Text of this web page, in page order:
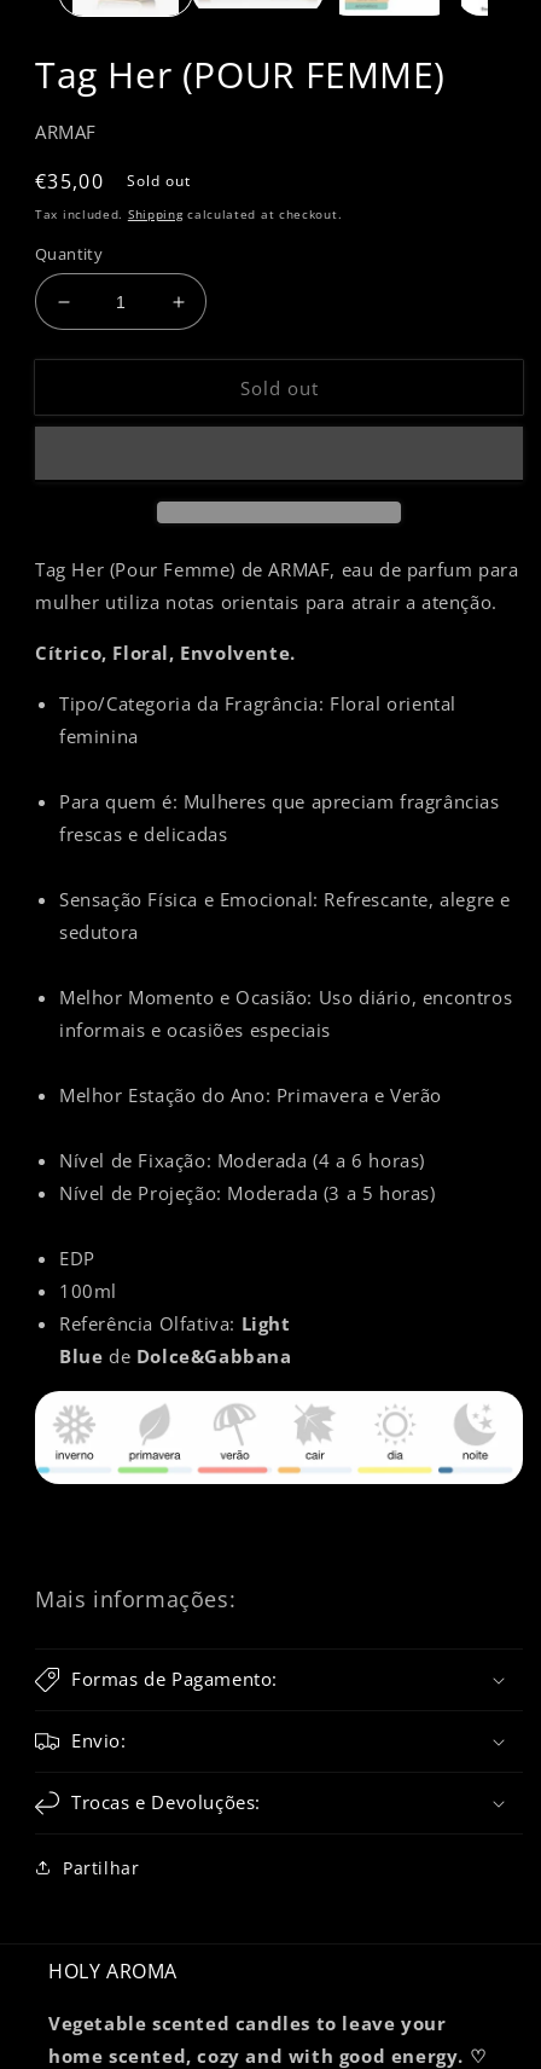
Tag Her (POUR FEMME)
ARMAF
Regular
price
€35,00 Sold out
Tax included. Shippingcalculated at checkout.
Quantity
Decrease
quantity
for
Her
Increase
quantity
for
Her
Sold out
Tag Her (Pour Femme) de ARMAF, eau de parfum para
mulher utiliza notas orientais para atrair a atenção.
Cítrico, Floral, Envolvente.
Tipo/Categoria da Fragrância: Floral oriental
feminina
Para quem é: Mulheres que apreciam fragrâncias
frescas e delicadas
Sensação Física e Emocional: Refrescante, alegre e
sedutora
Melhor Momento e Ocasião: Uso diário, encontros
informais e ocasiões especiais
Melhor Estação do Ano: Primavera e Verão
Nível de Fixação: Moderada (4 a 6 horas)
Nível de Projeção: Moderada (3 a 5 horas)
EDP
100ml
Referência Olfativa: Light
Blue de Dolce&Gabbana
Mais informações:
Formas de Pagamento:
Envio:
Trocas e Devoluções:
Partilhar
HOLY AROMA
Vegetable scented candles to leave your
home scented, cozy and with good energy. ♡